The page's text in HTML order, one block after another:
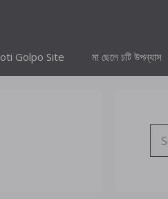
Golpo Site মা ছেলে চটি উপন্যাস
for: